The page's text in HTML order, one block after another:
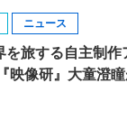
ニュース
旅する自主制作
映像研』大童澄